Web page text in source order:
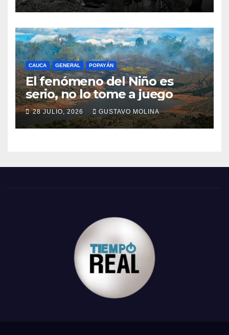
CAUCA GENERAL POPAYÁN
El fenómeno del Niño es
serio, no lo tome a juego
28 JULIO, 2026 GUSTAVO MOLINA